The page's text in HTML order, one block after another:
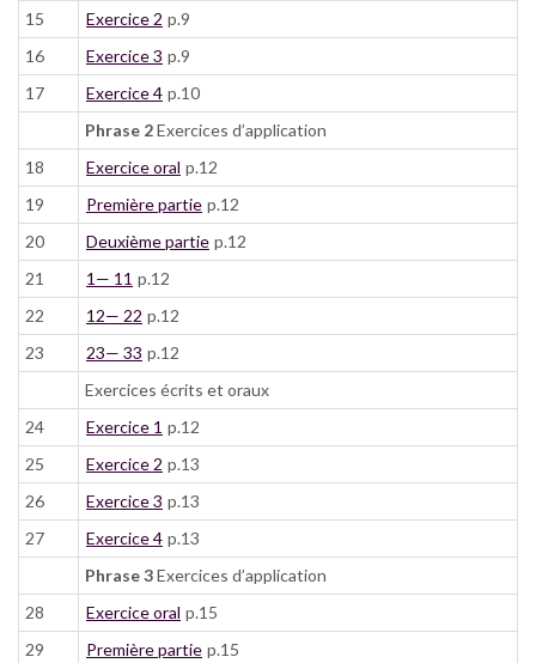
15
Exercice 2 p.9
16
Exercice 3 p.9
17
Exercice 4 p.10
Phrase 2Exercices d’application
18
Exercice oral p.12
19
Première partie p.12
20
Deuxième partie p.12
21
1— 11 p.12
22
12— 22 p.12
23
23— 33 p.12
Exercices écrits et oraux
24
Exercice 1 p.12
25
Exercice 2 p.13
26
Exercice 3 p.13
27
Exercice 4 p.13
Phrase 3Exercices d’application
28
Exercice oral p.15
29
Première partie p.15